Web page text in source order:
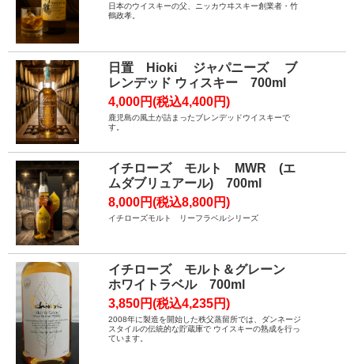
日本のウイスキーの父、ニッカウヰスキー創業者・竹
鶴政孝。
日置 Hioki ジャパニーズ ブ
レンデッド ウィスキー 700ml
4,000円(税込4,400円)
鹿児島の風土が詰まったブレンデッドウイスキーで
す。
イチローズ モルト MWR (エ
ムダブリュアール) 700ml
8,000円(税込8,800円)
イチローズモルト リーフラベルシリーズ
イチローズ モルト＆グレーン
ホワイトラベル 700ml
3,850円(税込4,235円)
2008年に製造を開始した秩父蒸留所では、ダンネージ
スタイルの伝統的な貯蔵庫で ウイスキーの熟成を行っ
ています。